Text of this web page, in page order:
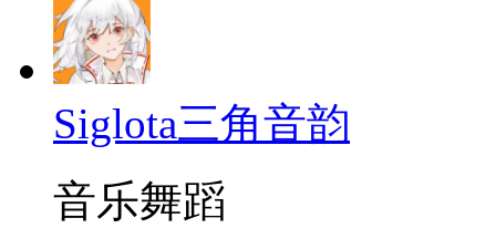
Siglota三角音韵
音乐舞蹈